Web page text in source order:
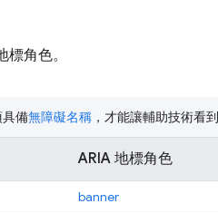
標角色。
ARIA 地標角色
banner
具備無障礙名稱 ，才能讓輔助技術看